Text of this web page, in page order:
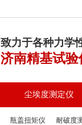
致力于各种力学
济南精基试
尘埃度测定仪
瓶盖扭矩仪 耐破度